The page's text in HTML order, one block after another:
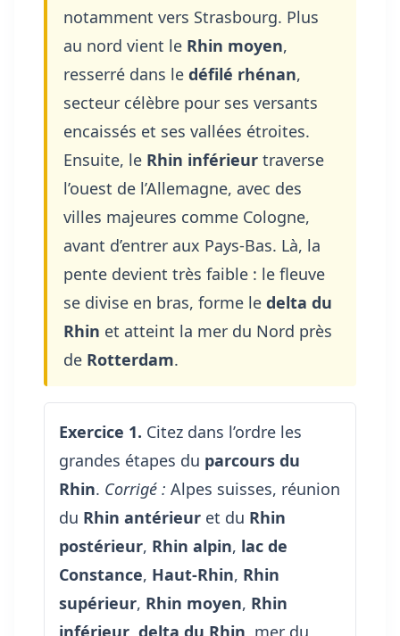
notamment vers Strasbourg. Plus
au nord vient le Rhin moyen,
resserré dans le défilé rhénan,
secteur célèbre pour ses versants
encaissés et ses vallées étroites.
Ensuite, le Rhin inférieur traverse
l’ouest de l’Allemagne, avec des
villes majeures comme Cologne,
avant d’entrer aux Pays-Bas. Là, la
pente devient très faible : le fleuve
se divise en bras, forme le delta du
Rhin et atteint la mer du Nord près
de Rotterdam.
Exercice 1. Citez dans l’ordre les
grandes étapes du parcours du
Rhin. Corrigé : Alpes suisses, réunion
du Rhin antérieur et du Rhin
postérieur, Rhin alpin, lac de
Constance, Haut-Rhin, Rhin
supérieur, Rhin moyen, Rhin
inférieur, delta du Rhin, mer du